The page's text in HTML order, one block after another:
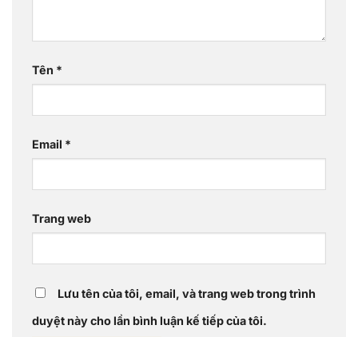
Tên *
Email *
Trang web
Lưu tên của tôi, email, và trang web trong trình
duyệt này cho lần bình luận kế tiếp của tôi.